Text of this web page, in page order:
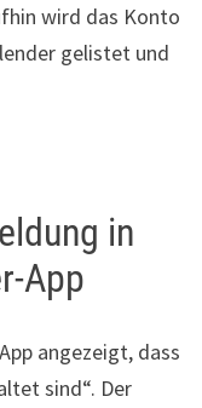
wird das Konto
gelistet und
in
App
angezeigt, dass
sind“. Der